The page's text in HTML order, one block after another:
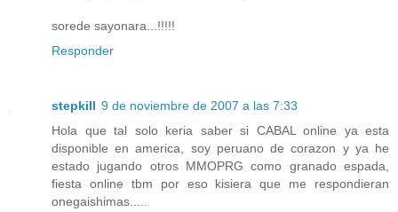
sorede sayonara...!!!!!
Responder
stepkill 9 de noviembre de 2007 a las 7:33
Hola que tal solo keria saber si CABAL online ya esta
disponible en america, soy peruano de corazon y ya he
estado jugando otros MMOPRG como granado espada,
fiesta online tbm por eso kisiera que me respondieran
onegaishimas.....